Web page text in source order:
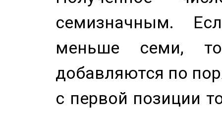
семизначным.
меньше семи,
добавляются по
с первой позиции